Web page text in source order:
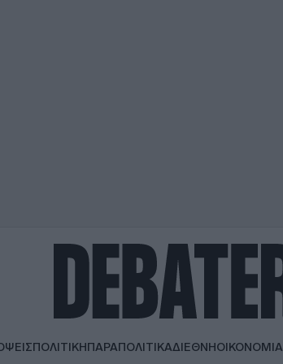
ΠΟΛΙΤΙΚΗΠΑΡΑΠΟΛΙΤΙΚΑΔΙΕΘΝΗΟΙΚΟΝΟΜΙΑ